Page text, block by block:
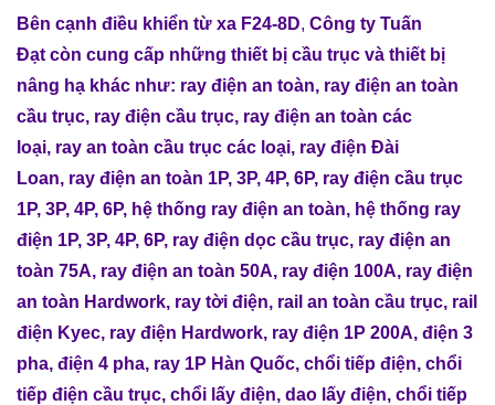
Bên cạnh điều khiển từ xa F24-8D, Công ty Tuấn
Đạt còn cung cấp những thiết bị cầu trục và thiết bị
nâng hạ khác như: ray điện an toàn, ray điện an toàn
cầu trục, ray điện cầu trục, ray điện an toàn các
loại, ray an toàn cầu trục các loại, ray điện Đài
Loan, ray điện an toàn 1P, 3P, 4P, 6P, ray điện cầu trục
1P, 3P, 4P, 6P, hệ thống ray điện an toàn, hệ thống ray
điện 1P, 3P, 4P, 6P, ray điện dọc cầu trục, ray điện an
toàn 75A, ray điện an toàn 50A, ray điện 100A, ray điện
an toàn Hardwork, ray tời điện, rail an toàn cầu trục, rail
điện Kyec, ray điện Hardwork, ray điện 1P 200A, điện 3
pha, điện 4 pha, ray 1P Hàn Quốc, chổi tiếp điện, chổi
tiếp điện cầu trục, chổi lấy điện, dao lấy điện, chổi tiếp